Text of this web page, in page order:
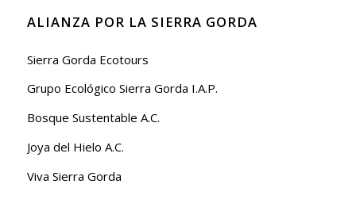
ALIANZA POR LA SIERRA GORDA
Sierra Gorda Ecotours
Grupo Ecológico Sierra Gorda I.A.P.
Bosque Sustentable A.C.
Joya del Hielo A.C.
Viva Sierra Gorda